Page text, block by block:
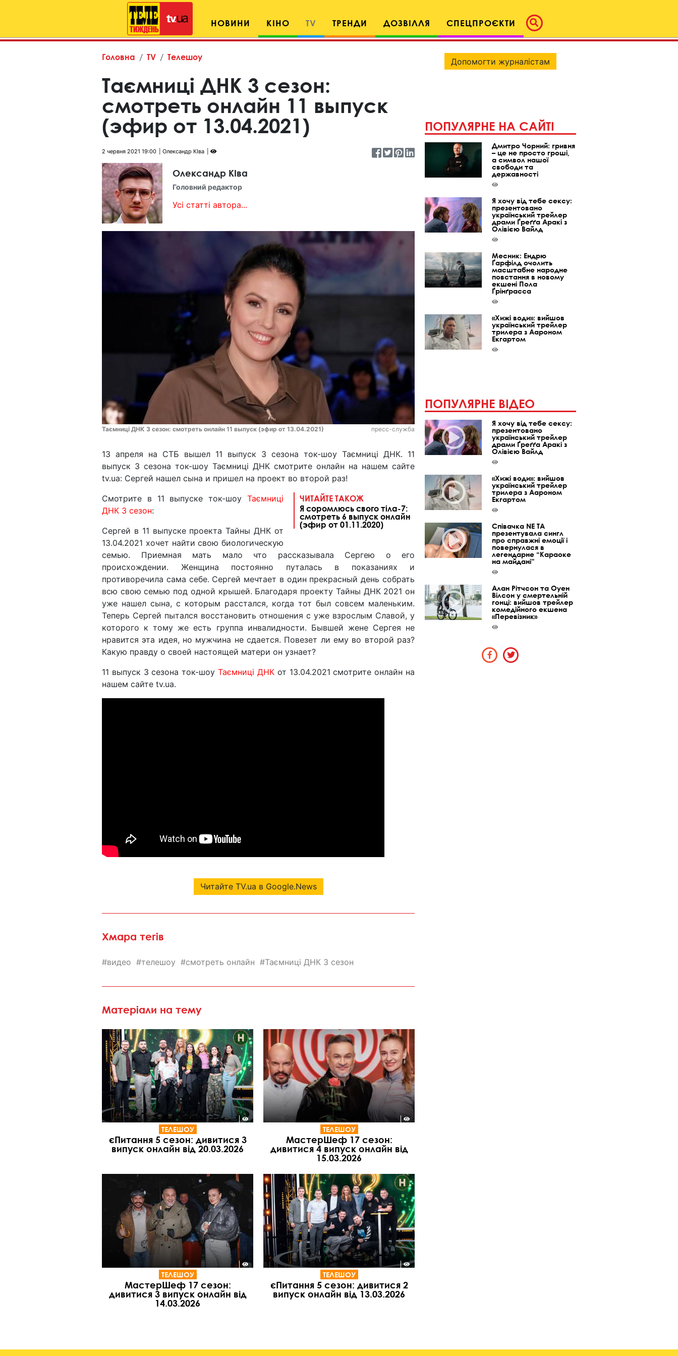
НОВИНИ КІНО TV ТРЕНДИ ДОЗВІЛЛЯ СПЕЦПРОЄКТИ
Головна TV Телешоу
Таємниці ДНК 3 сезон:
смотреть онлайн 11 выпуск
(эфир от 13.04.2021)
2 червня 2021 19:00 Олександр КІва
Олександр КІва
Головний редактор
Усі статті автора...
Таємниці ДНК 3 сезон: смотреть онлайн 11 выпуск (эфир от 13.04.2021) пресс-служба
13 апреля на СТБ вышел 11 выпуск 3 сезона ток-шоу Таємниці ДНК. 11
выпуск 3 сезона ток-шоу Таємниці ДНК смотрите онлайн на нашем сайте
tv.ua: Сергей нашел сына и пришел на проект во второй раз!
ЧИТАЙТЕ ТАКОЖ
Я соромлюсь свого тіла-7:
смотреть 6 выпуск онлайн
(эфир от 01.11.2020)
Смотрите в 11 выпуске ток-шоу Таємниці
ДНК 3 сезон:
Сергей в 11 выпуске проекта Тайны ДНК от
13.04.2021 хочет найти свою биологическую
семью. Приемная мать мало что рассказывала Сергею о его
происхождении. Женщина постоянно путалась в показаниях и
противоречила сама себе. Сергей мечтает в один прекрасный день собрать
всю свою семью под одной крышей. Благодаря проекту Тайны ДНК 2021 он
уже нашел сына, с которым расстался, когда тот был совсем маленьким.
Теперь Сергей пытался восстановить отношения с уже взрослым Славой, у
которого к тому же есть группа инвалидности. Бывшей жене Сергея не
нравится эта идея, но мужчина не сдается. Повезет ли ему во второй раз?
Какую правду о своей настоящей матери он узнает?
11 выпуск 3 сезона ток-шоуТаємниці ДНКот 13.04.2021 смотрите онлайн на
нашем сайте tv.ua.
Читайте TV.ua в Google.News
Хмара тегів
видео телешоу смотреть онлайн Таємниці ДНК 3 сезон
Матеріали на тему
ТЕЛЕШОУ
єПитання 5 сезон: дивитися 3
випуск онлайн від 20.03.2026
ТЕЛЕШОУ
МастерШеф 17 сезон:
дивитися 4 випуск онлайн від
15.03.2026
ТЕЛЕШОУ
МастерШеф 17 сезон:
дивитися 3 випуск онлайн від
14.03.2026
ТЕЛЕШОУ
єПитання 5 сезон: дивитися 2
випуск онлайн від 13.03.2026
Допомогти журналістам
ПОПУЛЯРНЕ НА САЙТІ
Дмитро Чорний: гривня
– це не просто гроші,
а символ нашої
свободи та
державності
Я хочу від тебе сексу:
презентовано
український трейлер
драми Ґреґґа Аракі з
Олівією Вайлд
Месник: Ендрю
Ґарфілд очолить
масштабне народне
повстання в новому
екшені Пола
Ґрінґрасса
«Хижі води»: вийшов
український трейлер
трилера з Аароном
Екгартом
ПОПУЛЯРНЕ ВІДЕО
Я хочу від тебе сексу:
презентовано
український трейлер
драми Ґреґґа Аракі з
Олівією Вайлд
«Хижі води»: вийшов
український трейлер
трилера з Аароном
Екгартом
Співачка NE TA
презентувала сингл
про справжні емоції і
повернулася в
легендарне “Караоке
на майдані”
Алан Рітчсон та Оуен
Вілсон у смертельній
гонці: вийшов трейлер
комедійного екшена
«Перевізник»